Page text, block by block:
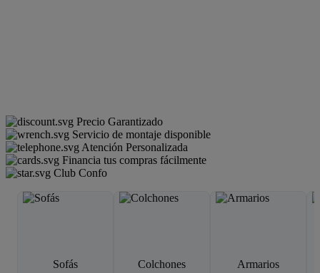
Precio Garantizado
Servicio de montaje disponible
Atención Personalizada
Financia tus compras fácilmente
Club Confo
Sofás Colchones Armarios